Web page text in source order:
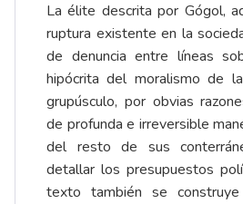
La élite descrita por Gógol,
ruptura existente en la
de denuncia entre líneas
hipócrita del moralismo de
grupúsculo, por obvias
de profunda e irreversible
del resto de sus
detallar los presupuestos
texto también se